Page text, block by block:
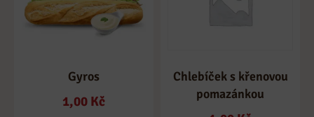
Gyros
1,00 Kč
Chlebíček s křenovou
pomazánkou